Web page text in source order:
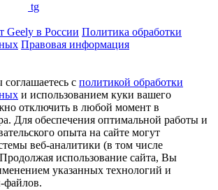
tg
Geely в России Политика обработки
Правовая информация
с политикой обработки
и использованием куки вашего
отключить в любой момент в
Для обеспечения оптимальной работы и
опыта на сайте могут
веб-аналитики (в том числе
использование сайта, Вы
указанных технологий и
файлов.